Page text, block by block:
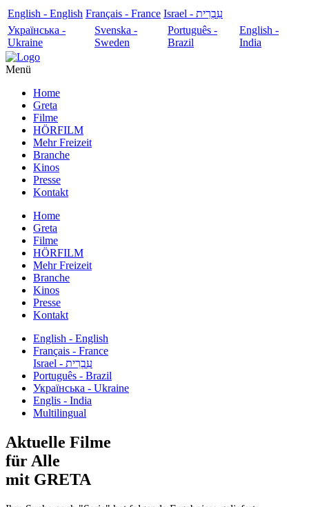
English - English Français - France
עִבְרִית - Israel
Українська -
Ukraine
Svenska -
Sweden
Português -
Brazil
English -
India
Menü
Home
Greta
Filme
HÖRFILM
Mehr Freizeit
Branche
Kinos
Presse
Kontakt
Home
Greta
Filme
HÖRFILM
Mehr Freizeit
Branche
Kinos
Presse
Kontakt
English - English
Français - France
עִבְרִית - Israel
Português - Brazil
Українська - Ukraine
Englis - India
Multilingual
Aktuelle Filme
für Alle
mit GRETA